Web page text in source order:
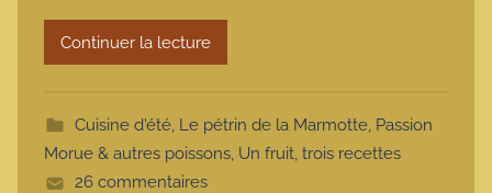
r
t
e
Continuer la lecture
Cuisine d'été, Le pétrin de la Marmotte, Passion
Morue & autres poissons, Un fruit, trois recettes
26 commentaires